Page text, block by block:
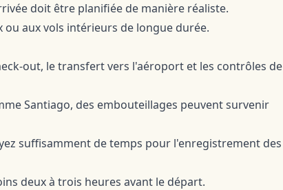
doit être planifiée de manière réaliste.
aux vols intérieurs de longue durée.
out, le transfert vers l'aéroport et les contrôles de
Santiago, des embouteillages peuvent survenir
suffisamment de temps pour l'enregistrement des
deux à trois heures avant le départ.